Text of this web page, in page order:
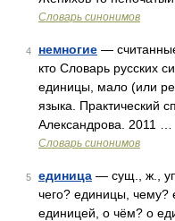
Словарь синонимов
4 немногие —
кто Словарь русских
единицы, мало (или
языка. Практический
Александрова. 2011 …
Словарь синонимов
5 единица — сущ., ж.,
чего? единицы, чему?
единицей, о чём? о